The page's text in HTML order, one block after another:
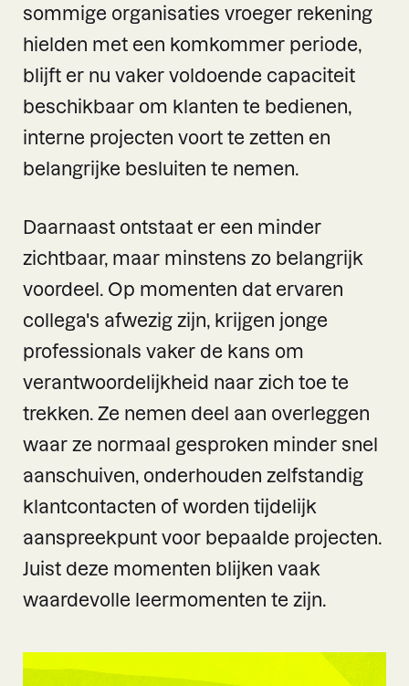
sommige organisaties vroeger rekening
hielden met een komkommer periode,
blijft er nu vaker voldoende capaciteit
beschikbaar om klanten te bedienen,
interne projecten voort te zetten en
belangrijke besluiten te nemen.
Daarnaast ontstaat er een minder
zichtbaar, maar minstens zo belangrijk
voordeel. Op momenten dat ervaren
collega's afwezig zijn, krijgen jonge
professionals vaker de kans om
verantwoordelijkheid naar zich toe te
trekken. Ze nemen deel aan overleggen
waar ze normaal gesproken minder snel
aanschuiven, onderhouden zelfstandig
klantcontacten of worden tijdelijk
aanspreekpunt voor bepaalde projecten.
Juist deze momenten blijken vaak
waardevolle leermomenten te zijn.